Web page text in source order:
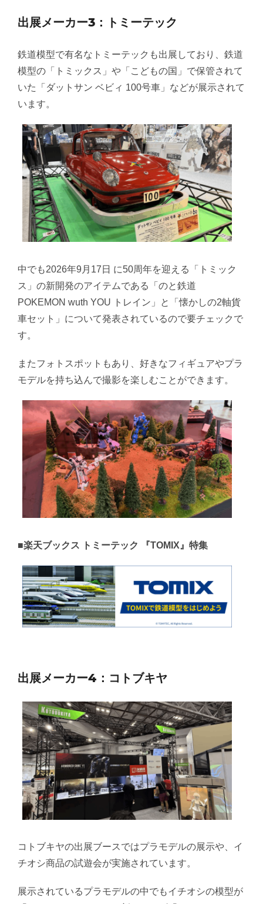
出展メーカー3：トミーテック
鉄道模型で有名なトミーテックも出展しており、鉄道
模型の「トミックス」や「こどもの国」で保管されて
いた「ダットサン ベビィ 100号車」などが展示されて
います。
中でも2026年9月17日 に50周年を迎える「トミック
ス」の新開発のアイテムである「のと鉄道
POKEMON wuth YOU トレイン」と「懐かしの2軸貨
車セット」について発表されているので要チェックで
す。
またフォトスポットもあり、好きなフィギュアやプラ
モデルを持ち込んで撮影を楽しむことができます。
■楽天ブックス トミーテック 『TOMIX』特集
出展メーカー4：コトブキヤ
コトブキヤの出展ブースではプラモデルの展示や、イ
チオシ商品の試遊会が実施されています。
展示されているプラモデルの中でもイチオシの模型が